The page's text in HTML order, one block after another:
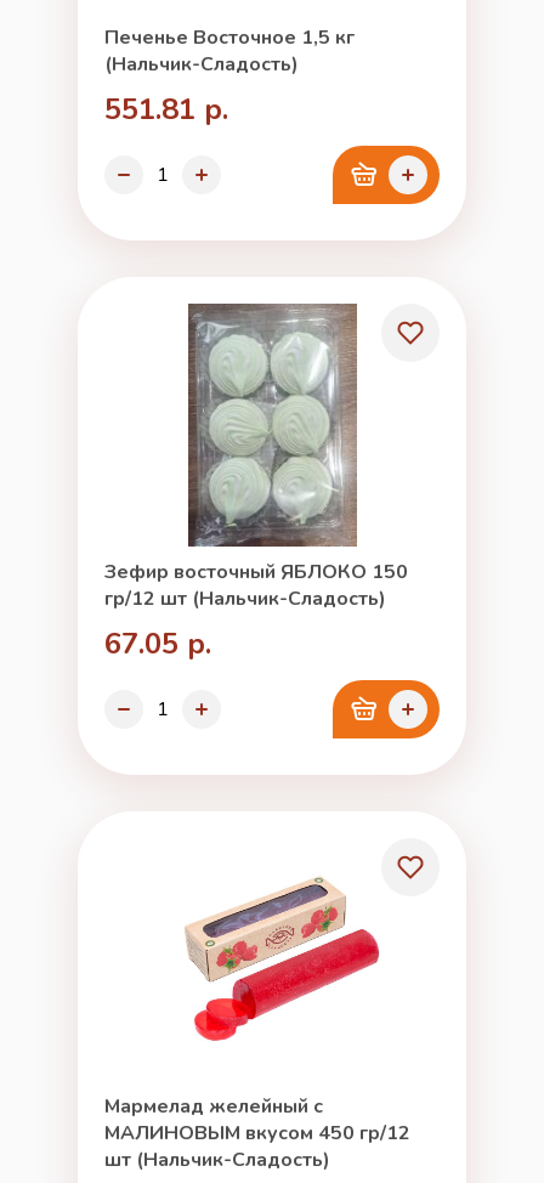
Печенье Восточное 1,5 кг
(Нальчик-Сладость)
551.81 р.
Зефир восточный ЯБЛОКО 150
гр/12 шт (Нальчик-Сладость)
67.05 р.
Мармелад желейный с
МАЛИНОВЫМ вкусом 450 гр/12
шт (Нальчик-Сладость)